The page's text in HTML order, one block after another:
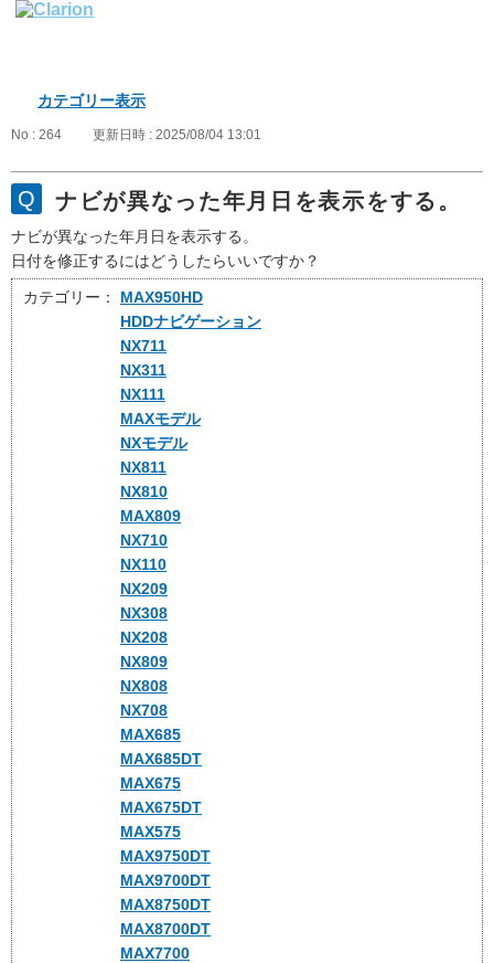
カテゴリー表示
No : 264 更新日時 : 2025/08/04 13:01
ナビが異なった年月日を表示をする。
ナビが異なった年月日を表示する。
日付を修正するにはどうしたらいいですか？
カテゴリー：
MAX950HD
HDDナビゲーション
NX711
NX311
NX111
MAXモデル
NXモデル
NX811
NX810
MAX809
NX710
NX110
NX209
NX308
NX208
NX809
NX808
NX708
MAX685
MAX685DT
MAX675
MAX675DT
MAX575
MAX9750DT
MAX9700DT
MAX8750DT
MAX8700DT
MAX7700